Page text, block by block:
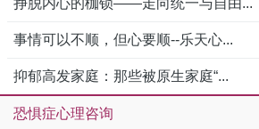
事情可以不顺，但心要顺--乐天心...
抑郁高发家庭：那些被原生家庭“...
恐惧症心理咨询